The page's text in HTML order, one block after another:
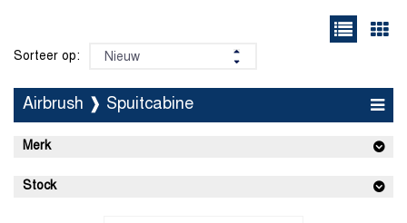
Sorteer op:
Airbrush ❱ Spuitcabine
Merk
Stock